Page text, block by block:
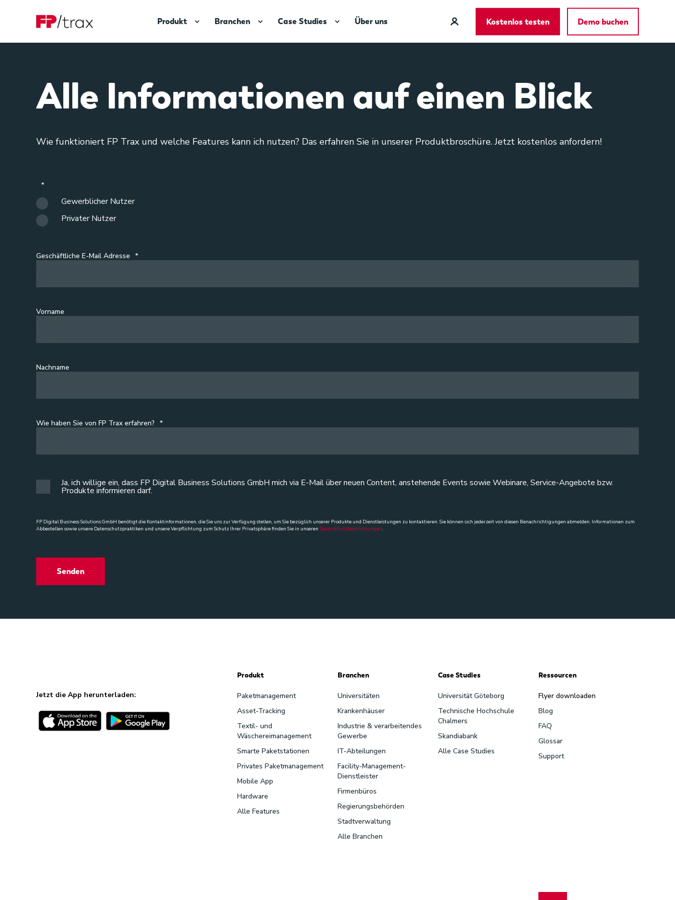
Produkt Branchen Case Studies Über uns Kostenlos testen Demo buchen
Alle Informationen auf einen Blick
Wie funktioniert FP Trax und welche Features kann ich nutzen? Das erfahren Sie in unserer Produktbroschüre. Jetzt kostenlos anfordern!
*
Gewerblicher Nutzer
Privater Nutzer
Geschäftliche E-Mail Adresse *
Vorname
Nachname
Wie haben Sie von FP Trax erfahren? *
Ja, ich willige ein, dass FP Digital Business Solutions GmbH mich via E-Mail über neuen Content, anstehende Events sowie Webinare, Service-Angebote bzw.
Produkte informieren darf.
FP Digital Business Solutions GmbH benötigt die Kontaktinformationen, die Sie uns zur Verfügung stellen, um Sie bezüglich unserer Produkte und Dienstleistungen zu kontaktieren. Sie können sich jederzeit von diesen Benachrichtigungen abmelden. Informationen zum
Abbestellen sowie unsere Datenschutzpraktiken und unsere Verpflichtung zum Schutz Ihrer Privatsphäre finden Sie in unseren Datenschutzbestimmungen.
Jetzt die App herunterladen:
Produkt
Paketmanagement
Asset-Tracking
Textil- und
Wäschereimanagement
Smarte Paketstationen
Privates Paketmanagement
Mobile App
Hardware
Alle Features
Branchen
Universitäten
Krankenhäuser
Industrie & verarbeitendes
Gewerbe
IT-Abteilungen
Facility-Management-
Dienstleister
Firmenbüros
Regierungsbehörden
Stadtverwaltung
Alle Branchen
Case Studies
Universität Göteborg
Technische Hochschule
Chalmers
Skandiabank
Alle Case Studies
Ressourcen
Flyer downloaden
Blog
FAQ
Glossar
Support